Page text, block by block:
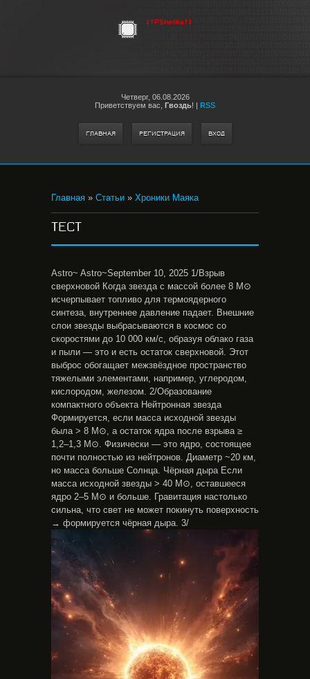
‡†P§inetika†‡
Четверг, 06.08.2026
Приветствуем вас Гвоздь! | RSS
ГЛАВНАЯ РЕГИСТРАЦИЯ ВХОД
Главная » Статьи » Хроники Маяка
ТЕСТ
Astro~ Astro~September 10, 2025 1/Взрыв
сверхновой Когда звезда с массой более 8 M⊙
исчерпывает топливо для термоядерного
синтеза, внутреннее давление падает. Внешние
слои звезды выбрасываются в космос со
скоростями до 10 000 км/с, образуя облако газа
и пыли — это и есть остаток сверхновой. Этот
выброс обогащает межзвёздное пространство
тяжелыми элементами, например, углеродом,
кислородом, железом. 2/Образование
компактного объекта Нейтронная звезда
Формируется, если масса исходной звезды
была > 8 M⊙, а остаток ядра после взрыва ≥
1,2–1,3 M⊙. Физически — это ядро, состоящее
почти полностью из нейтронов. Диаметр ~20 км,
но масса больше Солнца. Чёрная дыра Если
масса исходной звезды > 40 M⊙, оставшееся
ядро 2–5 M⊙ и больше. Гравитация настолько
сильна, что свет не может покинуть поверхность
→ формируется чёрная дыра. 3/